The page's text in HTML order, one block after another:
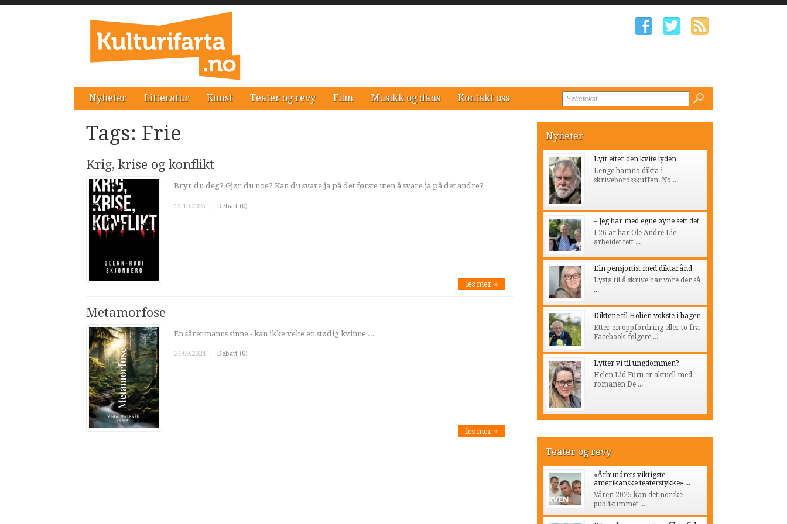
Nyheter Litteratur Kunst Teater og revy Film Musikk og dans Kontakt oss
Tags: Frie
Krig, krise og konflikt
Bryr du deg? Gjør du noe? Kan du svare ja på det første uten å svare ja på det andre?
13.10.2025 | Debatt (0)
les mer »
Metamorfose
En såret manns sinne - kan ikke velte en stødig kvinne ...
24.09.2024 Debatt (0)
les mer »
Nyheter
Lytt etter den kvite lyden
Lenge hamna dikta i
skrivebordsskuffen. No ...
– Jeg har med egne øyne sett det
I 26 år har Ole André Lie
arbeidet tett ...
Ein pensjonist med diktarånd
Lysta til å skrive har vore der så
...
Diktene til Holien vokste i hagen
Etter en oppfordring eller to fra
Facebook-følgere ...
Lytter vi til ungdommen?
Helen Lid Furu er aktuell med
romanen De ...
Teater og revy
«Århundrets viktigste
amerikanske teaterstykke» ...
Våren 2025 kan det norske
publikummet ...